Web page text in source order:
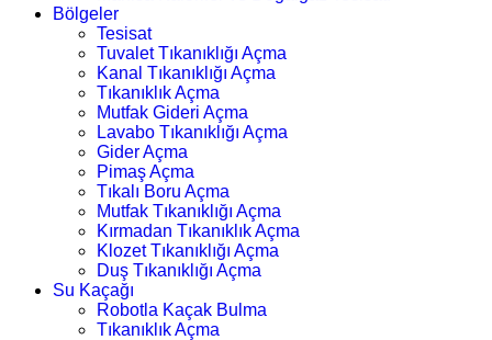
Bölgeler
Tesisat
Tuvalet Tıkanıklığı Açma
Kanal Tıkanıklığı Açma
Tıkanıklık Açma
Mutfak Gideri Açma
Lavabo Tıkanıklığı Açma
Gider Açma
Pimaş Açma
Tıkalı Boru Açma
Mutfak Tıkanıklığı Açma
Kırmadan Tıkanıklık Açma
Klozet Tıkanıklığı Açma
Duş Tıkanıklığı Açma
Su Kaçağı
Robotla Kaçak Bulma
Tıkanıklık Açma